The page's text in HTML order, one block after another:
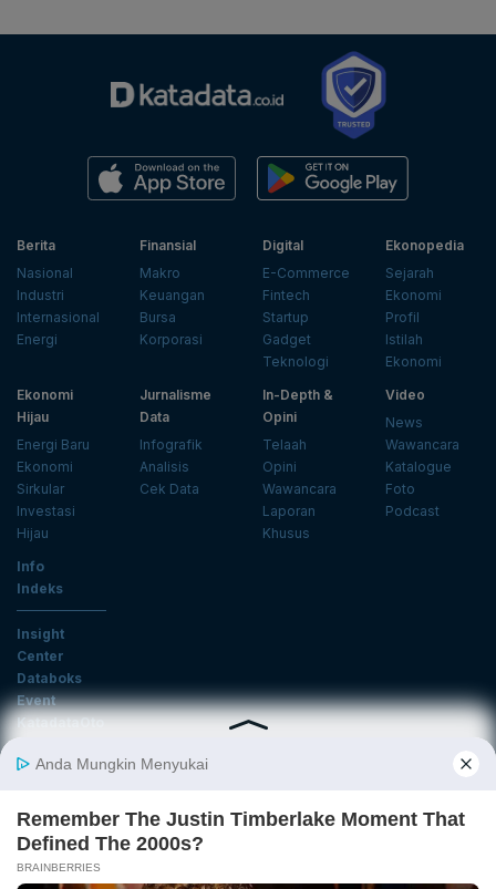
Berita
Nasional
Industri
Internasional
Energi
Finansial
Makro
Keuangan
Bursa
Korporasi
Digital
E-Commerce
Fintech
Startup
Gadget
Teknologi
Ekonopedia
Sejarah
Ekonomi
Profil
Istilah
Ekonomi
Ekonomi
Hijau
Energi Baru
Ekonomi
Sirkular
Investasi
Hijau
Jurnalisme
Data
Infografik
Analisis
Cek Data
In-Depth &
Opini
Telaah
Opini
Wawancara
Laporan
Khusus
Video
News
Wawancara
Katalogue
Foto
Podcast
Info
Indeks
Insight
Center
Databoks
Event
KatadataOto
Email
Daftar